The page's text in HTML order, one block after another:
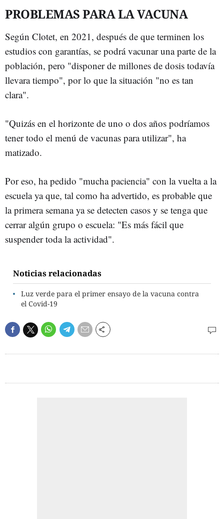
PROBLEMAS PARA LA VACUNA
Según Clotet, en 2021, después de que terminen los
estudios con garantías, se podrá vacunar una parte de la
población, pero "disponer de millones de dosis todavía
llevara tiempo", por lo que la situación "no es tan
clara".
"Quizás en el horizonte de uno o dos años podríamos
tener todo el menú de vacunas para utilizar", ha
matizado.
Por eso, ha pedido "mucha paciencia" con la vuelta a la
escuela ya que, tal como ha advertido, es probable que
la primera semana ya se detecten casos y se tenga que
cerrar algún grupo o escuela: "Es más fácil que
suspender toda la actividad".
Noticias relacionadas
Luz verde para el primer ensayo de la vacuna contra
el Covid-19